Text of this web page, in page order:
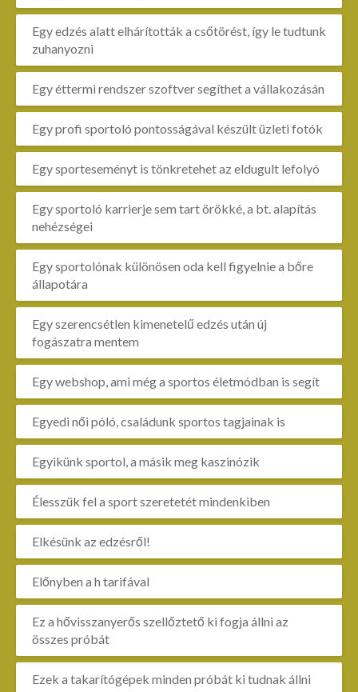
Egy edzés alatt elhárították a csőtörést, így le tudtunk
zuhanyozni
Egy éttermi rendszer szoftver segíthet a vállakozásán
Egy profi sportoló pontosságával készült üzleti fotók
Egy sporteseményt is tönkretehet az eldugult lefolyó
Egy sportoló karrierje sem tart örökké, a bt. alapítás
nehézségei
Egy sportolónak különösen oda kell figyelnie a bőre
állapotára
Egy szerencsétlen kimenetelű edzés után új
fogászatra mentem
Egy webshop, ami még a sportos életmódban is segít
Egyedi női póló, családunk sportos tagjainak is
Egyikünk sportol, a másik meg kaszinózik
Élesszük fel a sport szeretetét mindenkiben
Elkésünk az edzésről!
Előnyben a h tarifával
Ez a hővisszanyerős szellőztető ki fogja állni az
összes próbát
Ezek a takarítógépek minden próbát ki tudnak állni